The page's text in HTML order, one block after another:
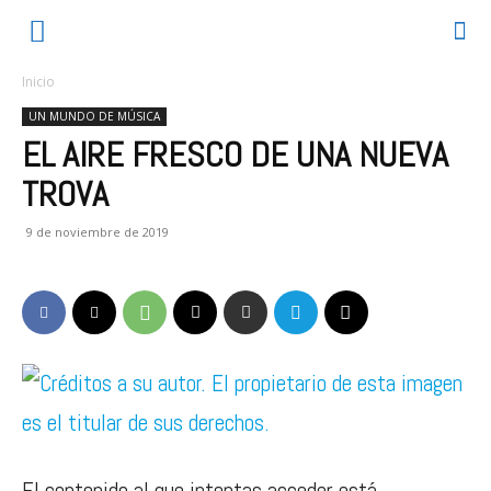
Inicio
UN MUNDO DE MÚSICA
EL AIRE FRESCO DE UNA NUEVA
TROVA
9 de noviembre de 2019